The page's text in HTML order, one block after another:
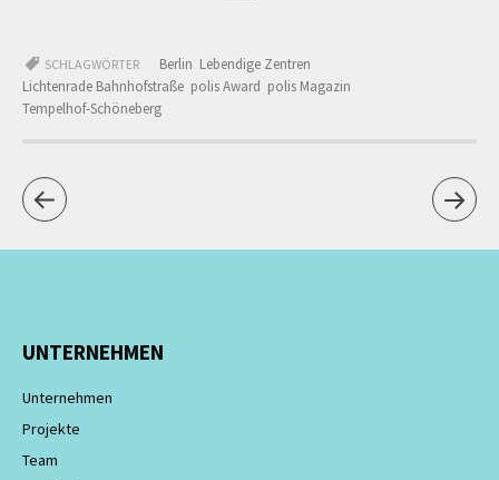
SCHLAGWÖRTER Berlin Lebendige Zentren
Lichtenrade Bahnhofstraße polis Award polis Magazin
Tempelhof-Schöneberg
UNTERNEHMEN
Unternehmen
Projekte
Team